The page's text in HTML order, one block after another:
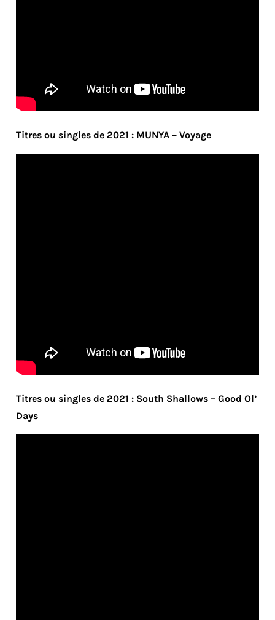
Titres ou singles de 2021 : MUNYA – Voyage
Titres ou singles de 2021 : South Shallows – Good Ol’
Days